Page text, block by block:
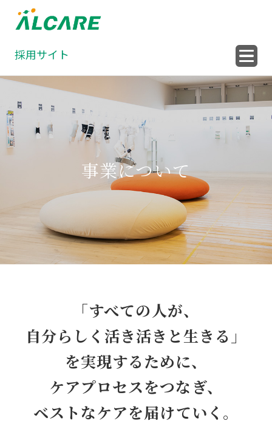
事業について
「すべての人が、
自分らしく活き活きと生きる」
を実現するために、
ケアプロセスをつなぎ、
ベストなケアを届けていく。
採用サイト
Episode 01
整形外科領域
Episode 02
褥瘡・創傷領域
私たちアルケアの「志」
企業理念
事業について